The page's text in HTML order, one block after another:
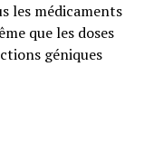
les médicaments
que les doses
géniques